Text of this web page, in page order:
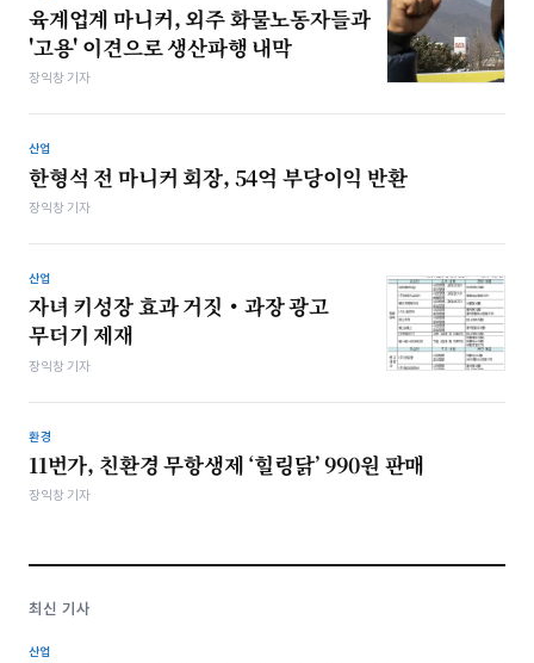
육계업계 마니커, 외주 화물노동자들과
'고용' 이견으로 생산파행 내막
장익창 기자
산업
한형석 전 마니커 회장, 54억 부당이익 반환
장익창 기자
산업
자녀 키성장 효과 거짓‧과장 광고
무더기 제재
장익창 기자
환경
11번가, 친환경 무항생제 ‘힐링닭’ 990원 판매
장익창 기자
최신 기사
산업